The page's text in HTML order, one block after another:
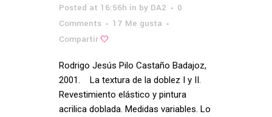
Posted at 16:56h in by DA2
0
Comments
17 Me gusta
Compartir
Rodrigo Jesús Pilo Castaño Badajoz,
2001. La textura de la doblez I y II.
Revestimiento elástico y pintura
acrilica doblada. Medidas variables. Lo